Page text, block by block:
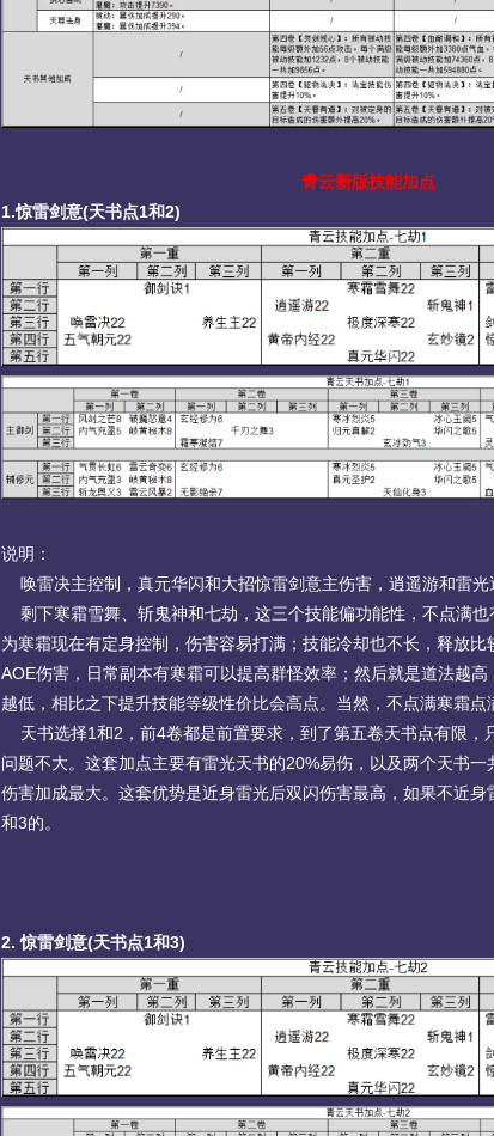
青云新版技能加点
1.惊雷剑意(天书点1和2)
说明：
唤雷决主控制，真元华闪和大招惊雷剑意主伤害，逍遥游和雷光
剩下寒霜雪舞、斩鬼神和七劫，这三个技能偏功能性，不点满也
为寒霜现在有定身控制，伤害容易打满；技能冷却也不长，释放
AOE伤害，日常副本有寒霜可以提高群怪效率；然后就是道法越
越低，相比之下提升技能等级性价比会高点。当然，不点满寒霜点
天书选择1和2，前4卷都是前置要求，到了第五卷天书点有限，
问题不大。这套加点主要有雷光天书的20%易伤，以及两个天书
伤害加成最大。这套优势是近身雷光后双闪伤害最高，如果不近
和3的。
2. 惊雷剑意(天书点1和3)